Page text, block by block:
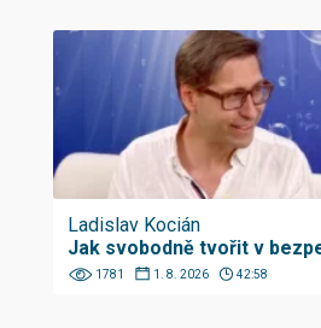
Ladislav Kocián
Jak svobodně tvořit v
1781 1. 8. 2026 42:58